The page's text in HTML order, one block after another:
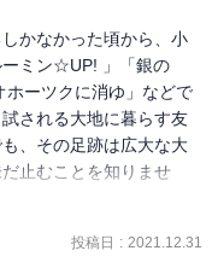
攻囲戦における203高地
な塹壕消耗戦の生き残
イ・杉本。
れが現代チックで読者
に色眼鏡をかけず、自
ブ主人公。
育んだ異文化の魅力が
フェッショナルとして
のチンピラ集団かと思
センサーがビンビン反
かなかった頃から、小
ーミン☆UP! 」「銀の
ホーツクに消ゆ」などで
される大地に暮らす友
、その足跡は広大な大
止むことを知りませ
に取りました。
投稿日 : 2021.12.31